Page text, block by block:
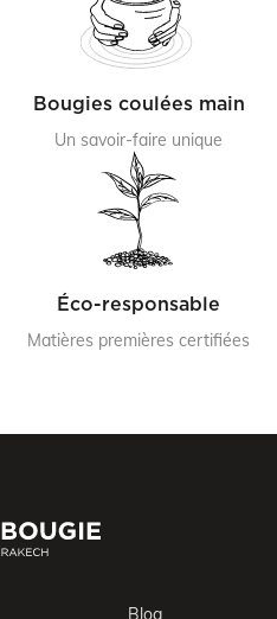
Bougies coulées main
Un savoir-faire unique
Éco-responsable
Matières premières certifiées
Blog